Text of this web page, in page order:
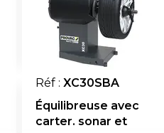
Réf : XC30SBA
Équilibreuse avec
carter. sonar et